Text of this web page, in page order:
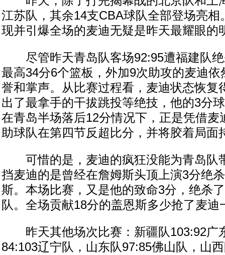
江苏队，其余14支CBA球队全部登场亮相
现并引爆全场的麦迪无疑是昨天最耀眼的
尽管昨天青岛队客场92:95遭福建队绝
最高34分6个篮板，外加9次助攻的麦迪
誉和掌声。从比赛过程看，麦迪状态恢复
出了最拿手的干拔跳投等绝技，他的3分
在青岛半场落后12分情况下，正是凭借麦
助球队在第四节反超比分，并将胶着局面
可惜的是，麦迪的疯狂没能为青岛队
挡麦迪的是曾经在詹姆斯头顶上演3分绝
斯。本场比赛，又是他的致命3分，绝杀
队。全场贡献18分的盖恩斯多少抢了麦迪
昨天其他场次比赛：新疆队103:92广
84:103辽宁队，山东队97:85佛山队，山